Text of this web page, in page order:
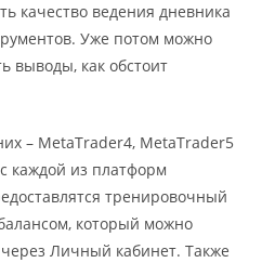
качество ведения дневника
Уже потом можно
выводы, как обстоит
– MetaTrader4, MetaTrader5
каждой из платформ
тренировочный
который можно
Личный кабинет. Также